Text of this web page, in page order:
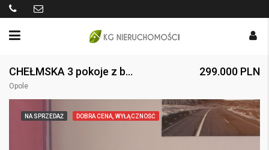
CHEŁMSKA 3 pokoje z balkonem
Opole
299.000 PLN
NA SPRZEDAŻ DOBRA CENA, WYŁĄCZNOŚĆ